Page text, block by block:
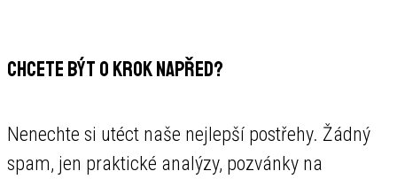
CHCETE BÝT O KROK NAPŘED?
Nenechte si utéct naše nejlepší postřehy. Žádný
spam, jen praktické analýzy, pozvánky na